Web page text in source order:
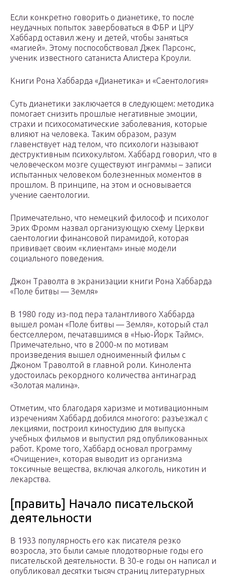
Если конкретно говорить о дианетике, то после
неудачных попыток завербоваться в ФБР и ЦРУ
Хаббард оставил жену и детей, чтобы заняться
«магией». Этому поспособствовал Джек Парсонс,
ученик известного сатаниста Алистера Кроули.
Книги Рона Хаббарда «Дианетика» и «Саентология»
Суть дианетики заключается в следующем: методика
помогает снизить прошлые негативные эмоции,
страхи и психосоматические заболевания, которые
влияют на человека. Таким образом, разум
главенствует над телом, что психологи называют
деструктивным психокультом. Хаббард говорил, что в
человеческом мозге существуют инграммы – записи
испытанных человеком болезненных моментов в
прошлом. В принципе, на этом и основывается
учение саентологии.
Примечательно, что немецкий философ и психолог
Эрих Фромм назвал организующую схему Церкви
саентологии финансовой пирамидой, которая
прививает своим «клиентам» иные модели
социального поведения.
Джон Траволта в экранизации книги Рона Хаббарда
«Поле битвы — Земля»
В 1980 году из-под пера талантливого Хаббарда
вышел роман «Поле битвы — Земля», который стал
бестселлером, печатавшимся в «Нью-Йорк Таймс».
Примечательно, что в 2000-м по мотивам
произведения вышел одноименный фильм с
Джоном Траволтой в главной роли. Кинолента
удостоилась рекордного количества антинаград
«Золотая малина».
Отметим, что благодаря харизме и мотивационным
изречениям Хаббард добился многого: разъезжал с
лекциями, построил киностудию для выпуска
учебных фильмов и выпустил ряд опубликованных
работ. Кроме того, Хаббард основал программу
«Очищение», которая выводит из организма
токсичные вещества, включая алкоголь, никотин и
лекарства.
[править] Начало писательской
деятельности
В 1933 популярность его как писателя резко
возросла, это были самые плодотворные годы его
писательской деятельности. В 30-е годы он написал и
опубликовал десятки тысяч страниц литературных